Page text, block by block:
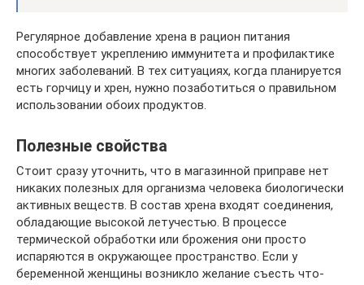
Регулярное добавление хрена в рацион питания
способствует укреплению иммунитета и профилактике
многих заболеваний. В тех ситуациях, когда планируется
есть горчицу и хрен, нужно позаботиться о правильном
использовании обоих продуктов.
Полезные свойства
Стоит сразу уточнить, что в магазинной приправе нет
никаких полезных для организма человека биологически
активных веществ. В состав хрена входят соединения,
обладающие высокой летучестью. В процессе
термической обработки или брожения они просто
испаряются в окружающее пространство. Если у
беременной женщины возникло желание съесть что-